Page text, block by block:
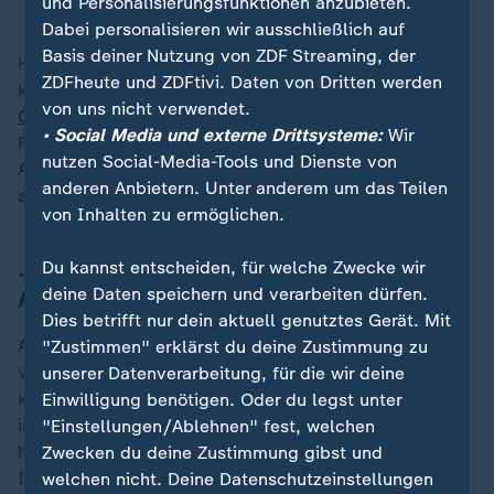
Hinzu müsse ein Abschaffung der "Pull-Faktoren"
kommen. Chrupalla sieht den Bürgergeldbezug von
Geflüchtetenals solchen nach Deutschland ziehenden
Faktor. Zudem müssten diejenigen, die keinen
Asylgrund hätten und kriminell seien, aus- und
abgewiesen werden, so Chrupalla weiter.
... der Verantwortungsfrage nach
Anschlägen
Auf die Frage, welcher der fünf Punkte, die die Union
vorgestellt hatte und die laut Chrupalla von der AfD
kopiert seien, den Anschlag auf dem Weihnachtsmarkt
in Magdeburg im vergangenen Dezember verhindert
hätte, antwortet der AfD-Co-Vorsitzende ausweichend.
In diesem Fall hätte der mutmaßliche Täter überhaupt
Dabei personalisieren wir ausschließlich auf
Basis deiner Nutzung von ZDF Streaming, der
ZDFheute und ZDFtivi. Daten von Dritten werden
von uns nicht verwendet.
• Social Media und externe Drittsysteme:Wir
nutzen Social-Media-Tools und Dienste von
anderen Anbietern. Unter anderem um das Teilen
von Inhalten zu ermöglichen.
Du kannst entscheiden, für welche Zwecke wir
deine Daten speichern und verarbeiten dürfen.
Dies betrifft nur dein aktuell genutztes Gerät. Mit
"Zustimmen" erklärst du deine Zustimmung zu
unserer Datenverarbeitung, für die wir deine
Einwilligung benötigen. Oder du legst unter
"Einstellungen/Ablehnen" fest, welchen
Zwecken du deine Zustimmung gibst und
welchen nicht. Deine Datenschutzeinstellungen